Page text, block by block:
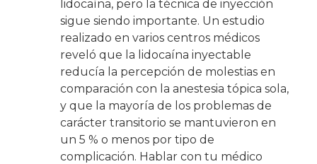
lidocaína, pero la técnica de inyección
sigue siendo importante. Un estudio
realizado en varios centros médicos
reveló que la lidocaína inyectable
reducía la percepción de molestias en
comparación con la anestesia tópica sola,
y que la mayoría de los problemas de
carácter transitorio se mantuvieron en
un 5 % o menos por tipo de
complicación. Hablar con tu médico